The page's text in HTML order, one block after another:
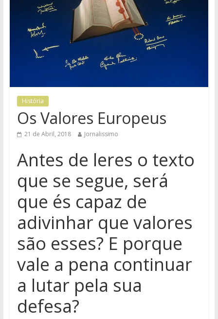
História
Os Valores Europeus
21 de Abril, 2018 Jornalissimo
Antes de leres o texto
que se segue, será
que és capaz de
adivinhar que valores
são esses? E porque
vale a pena continuar
a lutar pela sua
defesa?